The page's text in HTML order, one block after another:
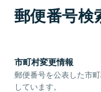
郵便番号検
市町村変更情報
郵便番号を公表した市
しています。